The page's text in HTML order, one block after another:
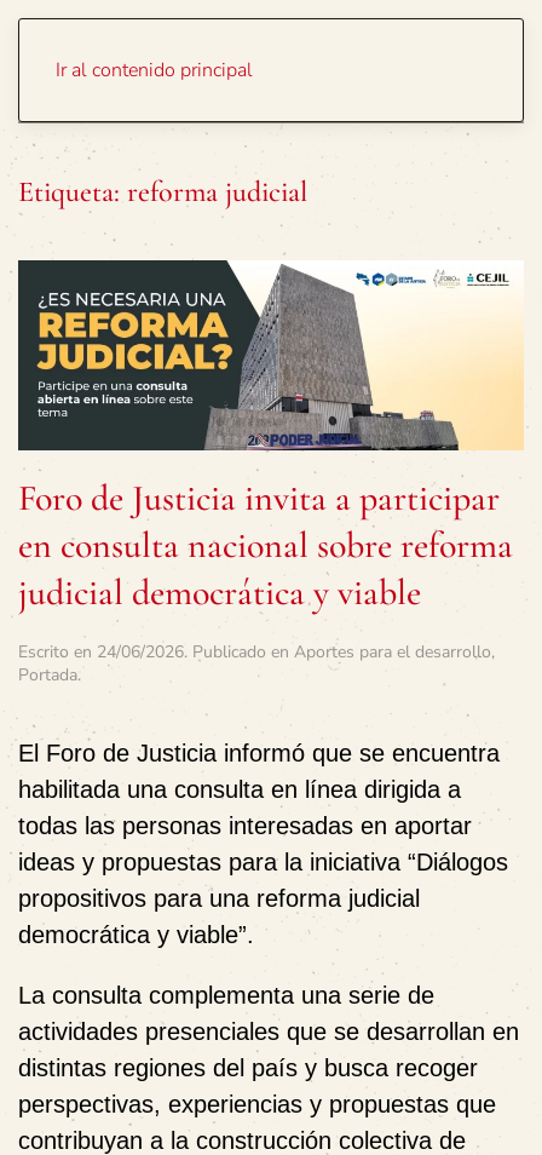
Ir al contenido principal
Etiqueta: reforma judicial
Foro de Justicia invita a participar
en consulta nacional sobre reforma
judicial democrática y viable
Escrito en 24/06/2026. Publicado en Aportes para el desarrollo,
Portada.
El Foro de Justicia informó que se encuentra
habilitada una consulta en línea dirigida a
todas las personas interesadas en aportar
ideas y propuestas para la iniciativa “Diálogos
propositivos para una reforma judicial
democrática y viable”.
La consulta complementa una serie de
actividades presenciales que se desarrollan en
distintas regiones del país y busca recoger
perspectivas, experiencias y propuestas que
contribuyan a la construcción colectiva de